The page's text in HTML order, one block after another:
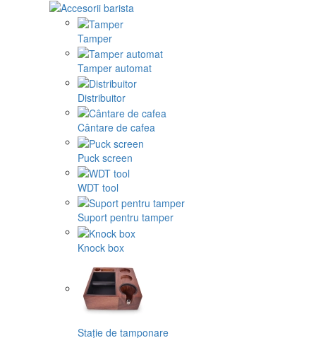
Tamper
Tamper automat
Distribuitor
Cântare de cafea
Puck screen
WDT tool
Suport pentru tamper
Knock box
Stație de tamponare